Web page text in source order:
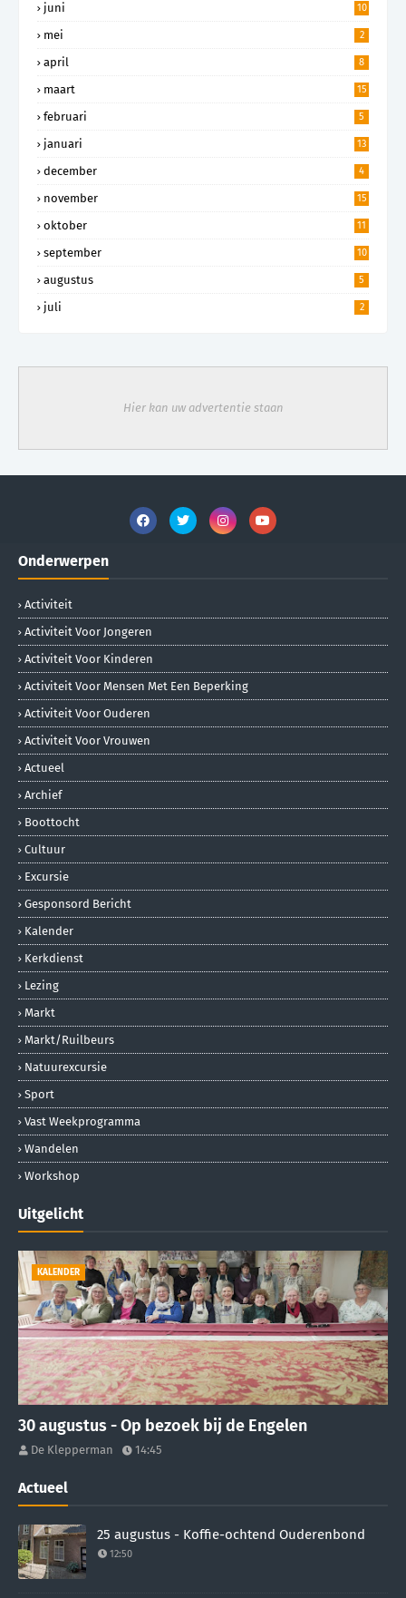
juni 10
mei 2
april 8
maart 15
februari 5
januari 13
december 4
november 15
oktober 11
september 10
augustus 5
juli 2
Hier kan uw advertentie staan
Onderwerpen
Activiteit
Activiteit Voor Jongeren
Activiteit Voor Kinderen
Activiteit Voor Mensen Met Een Beperking
Activiteit Voor Ouderen
Activiteit Voor Vrouwen
Actueel
Archief
Boottocht
Cultuur
Excursie
Gesponsord Bericht
Kalender
Kerkdienst
Lezing
Markt
Markt/ruilbeurs
Natuurexcursie
Sport
Vast Weekprogramma
Wandelen
Workshop
Uitgelicht
KALENDER
30 augustus - Op bezoek bij de Engelen
De Klepperman 14:45
Actueel
25 augustus - Koffie-ochtend Ouderenbond
12:50